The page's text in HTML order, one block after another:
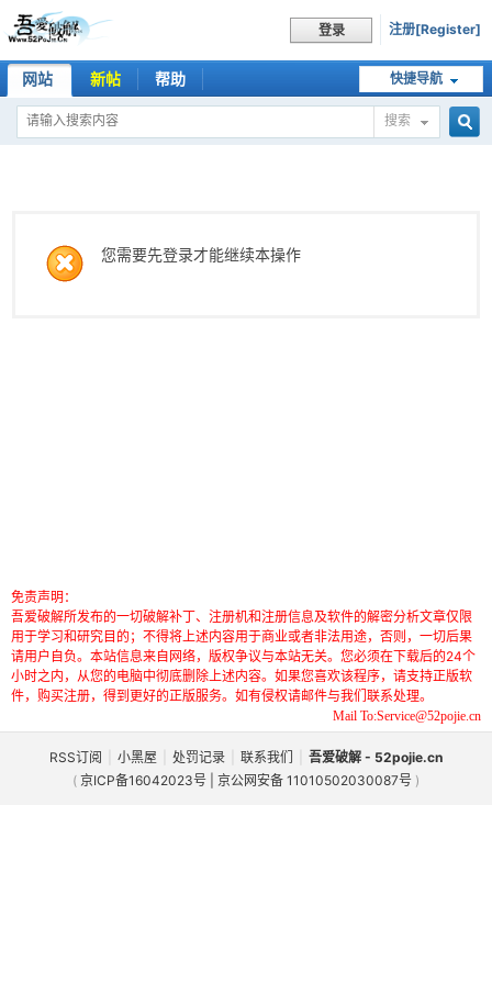
登录 注册[Register]
快捷导航
网站 新帖 帮助
搜索
您需要先登录才能继续本操作
免责声明：
吾爱破解所发布的一切破解补丁、注册机和注册信息及软件的解密分析文章仅限
用于学习和研究目的；不得将上述内容用于商业或者非法用途，否则，一切后果
请用户自负。本站信息来自网络，版权争议与本站无关。您必须在下载后的24个
小时之内，从您的电脑中彻底删除上述内容。如果您喜欢该程序，请支持正版软
件，购买注册，得到更好的正版服务。如有侵权请邮件与我们联系处理。
Mail To:Service@52pojie.cn
RSS订阅 小黑屋 处罚记录 联系我们
吾爱破解 - 52pojie.cn
( 京ICP备16042023号 | 京公网安备 11010502030087号 )